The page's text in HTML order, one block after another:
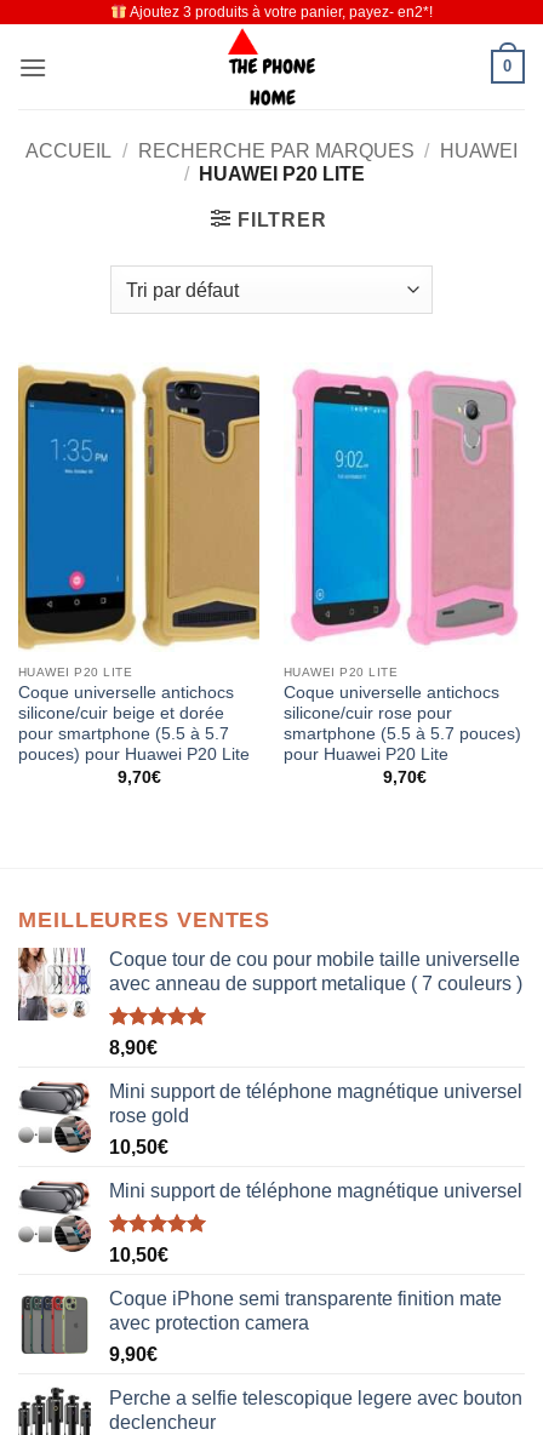
contenu
Ajoutez 3 produits à votre panier, payez- en2*!
0
ACCUEIL / RECHERCHE PAR MARQUES /
HUAWEI
/
HUAWEI P20 LITE
FILTRER
HUAWEI P20 LITE
Coque universelle antichocs
silicone/cuir beige et dorée
pour smartphone (5.5 à 5.7
pouces) pour Huawei P20 Lite
9,70€
HUAWEI P20 LITE
Coque universelle antichocs
silicone/cuir rose pour
smartphone (5.5 à 5.7 pouces)
pour Huawei P20 Lite
9,70€
MEILLEURES VENTES
Coque tour de cou pour mobile taille universelle
avec anneau de support metalique ( 7 couleurs )
Note5.00
8,90€
Mini support de téléphone magnétique universel
rose gold
10,50€
Mini support de téléphone magnétique universel
Note5.00
10,50€
Coque iPhone semi transparente finition mate
avec protection camera
9,90€
Perche a selfie telescopique legere avec bouton
declencheur